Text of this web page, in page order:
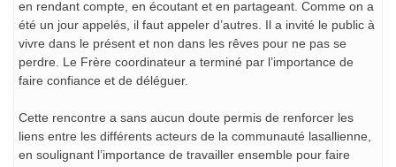
en rendant compte, en écoutant et en partageant. Comme on a
été un jour appelés, il faut appeler d’autres. Il a invité le public à
vivre dans le présent et non dans les rêves pour ne pas se
perdre. Le Frère coordinateur a terminé par l’importance de
faire confiance et de déléguer.
Cette rencontre a sans aucun doute permis de renforcer les
liens entre les différents acteurs de la communauté lasallienne,
en soulignant l’importance de travailler ensemble pour faire